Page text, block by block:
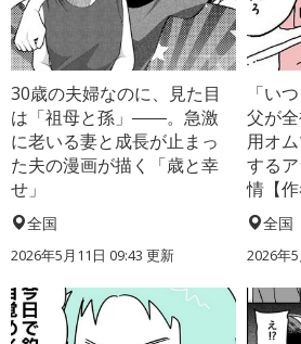
30歳の夫婦なのに、見た目
は「祖母と孫」――。急激
に老いる妻と成長が止まっ
た夫の漫画が描く「歳と幸
せ」
全国
2026年5月11日 09:43 更新
「い
父が
用オ
する
情【作
全国
2026年